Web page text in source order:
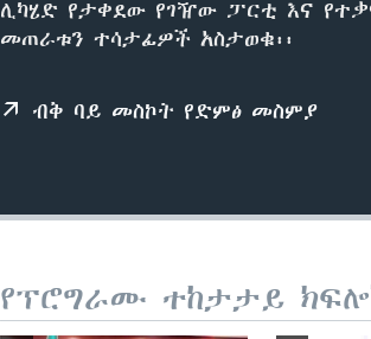
ሊካሄድ የታቀደው የገዥው ፓርቲ እና
መጠራቱን ተሳታፊዎች አስታወቁ፡፡
ብቅ ባይ መስኮት የድምፅ መስምያ
የፕሮግራሙ ተከታታይ